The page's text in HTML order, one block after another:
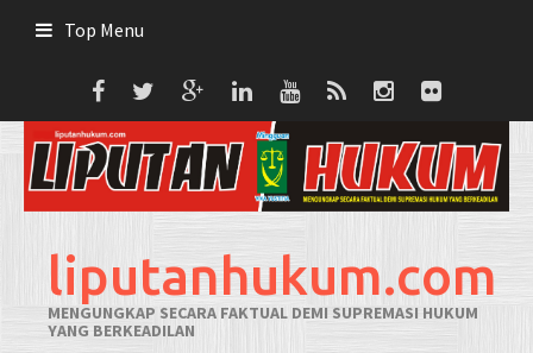
Top Menu
liputanhukum.com
MENGUNGKAP SECARA FAKTUAL DEMI SUPREMASI HUKUM
YANG BERKEADILAN